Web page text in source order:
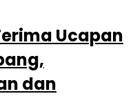
Ucapan
dan